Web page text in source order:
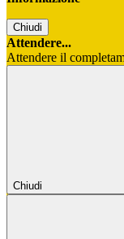
Chiudi
Attendere...
Attendere il
Chiudi